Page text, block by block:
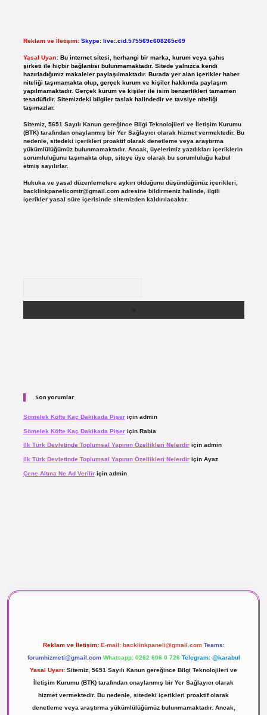
Reklam ve İletişim: Skype: live:.cid.575569c608265c69
Yasal Uyarı: Bu internet sitesi, herhangi bir marka, kurum veya şahıs
şirketi ile hiçbir bağlantısı bulunmamaktadır. Sitede yalnızca kendi
hazırladığımız makaleler paylaşılmaktadır. Burada yer alan içerikler haber
niteliği taşımamakta olup, gerçek kurum ve kişiler hakkında paylaşım
yapılmamaktadır. Gerçek kurum ve kişiler ile isim benzerlikleri tamamen
tesadüfidir. Sitemizdeki bilgiler taslak halindedir ve tavsiye niteliği
taşımazlar.
Sitemiz, 5651 Sayılı Kanun gereğince Bilgi Teknolojileri ve İletişim Kurumu
(BTK) tarafından onaylanmış bir Yer Sağlayıcı olarak hizmet vermektedir. Bu
nedenle, sitedeki içerikleri proaktif olarak denetleme veya araştırma
yükümlülüğümüz bulunmamaktadır. Ancak, üyelerimiz yazdıkları içeriklerin
sorumluluğunu taşımakta olup, siteye üye olarak bu sorumluluğu kabul
etmiş sayılırlar.
Hukuka ve yasal düzenlemelere aykırı olduğunu düşündüğünüz içerikleri,
backlinkpanelicomtr@gmail.comadresine bildirmeniz halinde, ilgili
içerikler yasal süre içerisinde sitemizden kaldırılacaktır.
Son yorumlar
Sömelek Köfte Kaç Dakikada Pişeriçin admin
Sömelek Köfte Kaç Dakikada Pişeriçin Rabia
Ilk Türk Devletinde Toplumsal Yapının Özellikleri Nelerdiriçin admin
Ilk Türk Devletinde Toplumsal Yapının Özellikleri Nelerdiriçin Ayaz
Çene Altına Ne Ad Veriliriçin admin
Reklam ve İletişim: E-mail: backlinkpaneli@gmail.com Teams:
forumhizmeti@gmail.com Whatsapp: 0262 606 0 726 Telegram: @karabul
Yasal Uyarı: Sitemiz, 5651 Sayılı Kanun gereğince Bilgi Teknolojileri ve
İletişim Kurumu (BTK) tarafından onaylanmış bir Yer Sağlayıcı olarak
hizmet vermektedir. Bu nedenle, sitedeki içerikleri proaktif olarak
denetleme veya araştırma yükümlülüğümüz bulunmamaktadır. Ancak,